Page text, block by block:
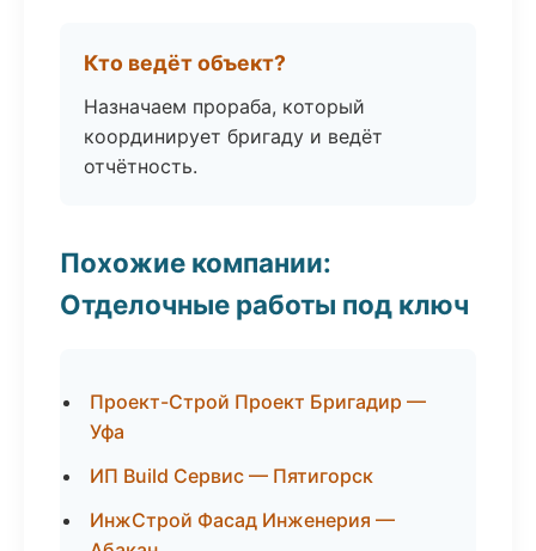
Кто ведёт объект?
Назначаем прораба, который
координирует бригаду и ведёт
отчётность.
Похожие компании:
Отделочные работы под ключ
Проект-Строй Проект Бригадир —
Уфа
ИП Build Сервис — Пятигорск
ИнжСтрой Фасад Инженерия —